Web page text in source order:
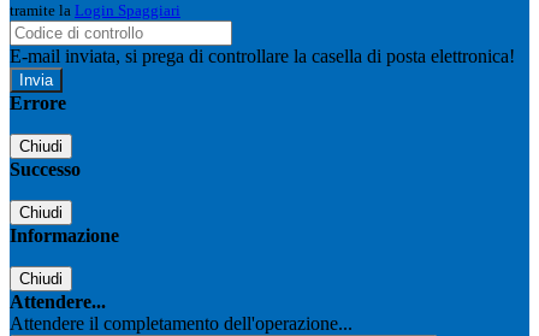
tramite la Login Spaggiari
E-mail inviata, si prega di controllare la casella di posta elettronica!
Errore
Chiudi
Successo
Chiudi
Informazione
Chiudi
Attendere...
Attendere il completamento dell'operazione...